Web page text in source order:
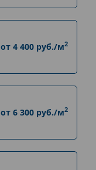
от 4 400 руб./м2
от 6 300 руб./м2